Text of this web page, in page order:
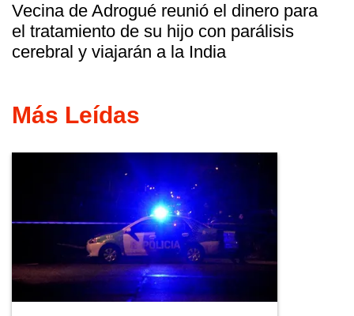
Vecina de Adrogué reunió el dinero para
el tratamiento de su hijo con parálisis
cerebral y viajarán a la India
Más Leídas